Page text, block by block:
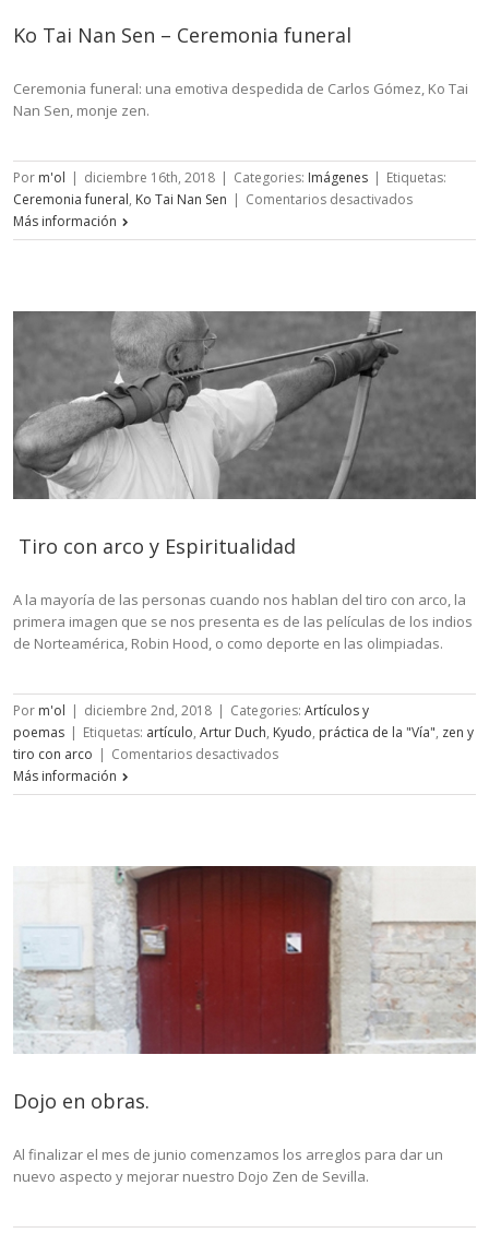
Ko Tai Nan Sen – Ceremonia funeral
Ceremonia funeral: una emotiva despedida de Carlos Gómez, Ko Tai
Nan Sen, monje zen.
Por m'ol | diciembre 16th, 2018 | Categories: Imágenes | Etiquetas:
Ceremonia funeral, Ko Tai Nan Sen | Comentarios desactivadosen
Tai
–
Más información
Tiro con arco y Espiritualidad
A la mayoría de las personas cuando nos hablan del tiro con arco, la
primera imagen que se nos presenta es de las películas de los indios
de Norteamérica, Robin Hood, o como deporte en las olimpiadas.
Por m'ol | diciembre 2nd, 2018 | Categories: Artículos y
poemas | Etiquetas: artículo, Artur Duch, Kyudo, práctica de la "Vía", zen y
tiro con arco | Comentarios desactivadosen
con
Espiritualidad
Más información
Dojo en obras.
Al finalizar el mes de junio comenzamos los arreglos para dar un
nuevo aspecto y mejorar nuestro Dojo Zen de Sevilla.